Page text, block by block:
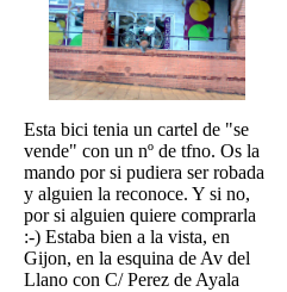
Esta bici tenia un cartel de "se
vende" con un nº de tfno. Os la
mando por si pudiera ser robada
y alguien la reconoce. Y si no,
por si alguien quiere comprarla
:-) Estaba bien a la vista, en
Gijon, en la esquina de Av del
Llano con C/ Perez de Ayala